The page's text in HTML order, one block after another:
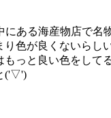
にある海産物店で
色が良くないらしい
っと良い色をして
('▽')